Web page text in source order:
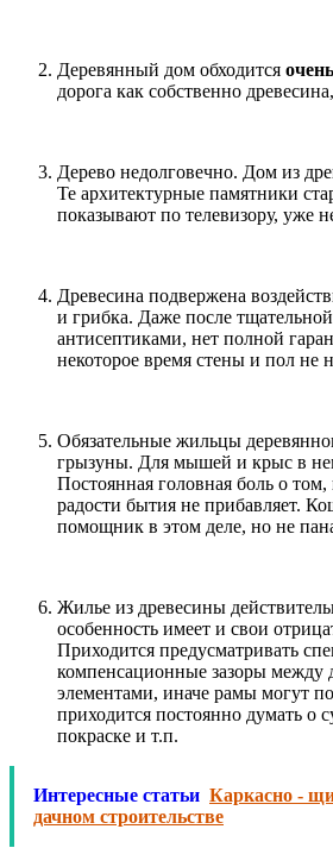
Деревянный дом обходится
дорога как собственно
Дерево недолговечно. Дом из
Те архитектурные памятники
показывают по телевизору, уже
Древесина подвержена
и грибка. Даже после
антисептиками, нет полной
некоторое время стены и пол не
Обязательные жильцы
грызуны. Для мышей и крыс в
Постоянная головная боль о
радости бытия не прибавляет.
помощник в этом деле, но не
Жилье из древесины
особенность имеет и свои
Приходится предусматривать
компенсационные зазоры между
элементами, иначе рамы могут
приходится постоянно думать о
покраске и т.п.
Интересные статьи Каркасно -
дачном строительстве